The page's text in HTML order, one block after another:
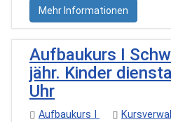
Mehr Informationen
Aufbaukurs I
jähr. Kinder
Uhr
Aufbaukurs I